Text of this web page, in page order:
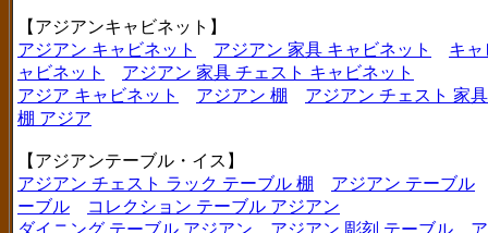
【アジアンキャビネット】
アジアン キャビネット
アジアン 家具 キャビネット
キャ
ャビネット
アジアン 家具 チェスト キャビネット
アジア キャビネット
アジアン 棚
アジアン チェスト 家
棚 アジア
【アジアンテーブル・イス】
アジアン チェスト ラック テーブル 棚
アジアン テーブル
ーブル
コレクション テーブル アジアン
ダイニング テーブル アジアン
アジアン 彫刻 テーブル